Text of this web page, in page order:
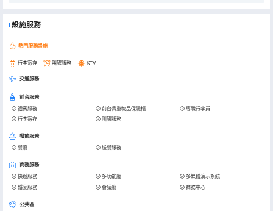
設施服務
熱門服務設施
行李寄存 叫醒服務 KTV
交通服務
前台服務
禮賓服務 前台貴重物品保險櫃
專職行李員
行李寄存
叫醒服務
餐飲服務
餐廳 送餐服務
商務服務
快遞服務 多功能廳
多媒體演示系統
婚宴服務
會議廳 商務中心
公共區